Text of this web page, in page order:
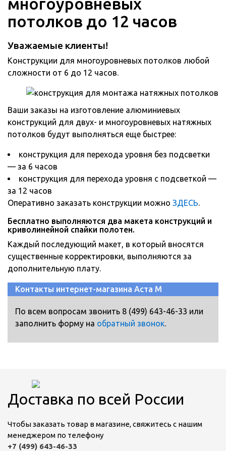
потолков до 12 часов
Уважаемые клиенты!
Конструкции для многоуровневых потолков любой
сложности от 6 до 12 часов.
Ваши заказы на изготовление алюминиевых
конструкций для двух- и многоуровневых натяжных
потолков будут выполняться еще быстрее:
конструкция для перехода уровня без подсветки
— за 6 часов
конструкция для перехода уровня с подсветкой —
за 12 часов
Оперативно заказать конструкции можно ЗДЕСЬ.
Бесплатно выполняются два макета конструкций и
криволинейной спайки полотен.
Каждый последующий макет, в который вносятся
существенные корректировки, выполняются за
дополнительную плату.
Контакты интернет-магазина Аста М
По всем вопросам звонить 8 (499) 643-46-33 или
заполнить форму на обратный звонок.
Доставка по всей России
Чтобы заказать товар в магазине, свяжитесь с нашим
менеджером по телефону
+7 (499) 643-46-33